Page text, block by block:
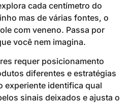
cada centímetro do
mas de várias fontes, o
com veneno. Passa por
você nem imagina.
requer posicionamento
diferentes e estratégias
experiente identifica qual
sinais deixados e ajusta o